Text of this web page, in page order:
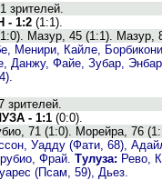
зрителей.
- 1:2(1:1).
Мазур, 45 (1:1). Мазур,
Менири, Кайле,
Данжу, Файе, Зубар,
зрителей.
- 1:1(0:0).
71 (1:0). Морейра, 76
Уадду (Фати, 68),
Фрай. Тулуза: Рево,
(Псам, 59), Дьез.